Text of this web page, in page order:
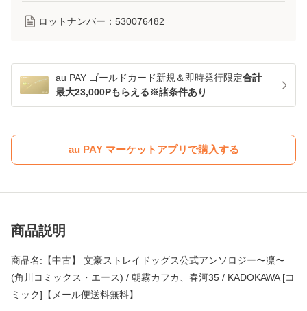
ロットナンバー： 530076482
au PAY ゴールドカード新規＆即時発行限定合計
最大23,000Pもらえる※諸条件あり
au PAY マーケットアプリで購入する
商品説明
商品名:【中古】 文豪ストレイドッグス公式アンソロジー〜凛〜
(角川コミックス・エース) / 朝霧カフカ、春河35 / KADOKAWA [コ
ミック]【メール便送料無料】